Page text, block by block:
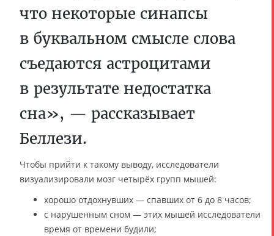
что некоторые синапсы
в буквальном смысле слова
съедаются астроцитами
в результате недостатка
сна», — рассказывает
Беллези.
Чтобы прийти к такому выводу, исследователи
визуализировали мозг четырёх групп мышей:
хорошо отдохнувших — спавших от 6 до 8 часов;
с нарушенным сном — этих мышей исследователи
время от времени будили;